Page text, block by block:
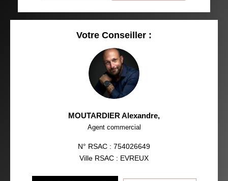
Votre Conseiller :
MOUTARDIER Alexandre,
Agent commercial
N° RSAC : 754026649
Ville RSAC : EVREUX